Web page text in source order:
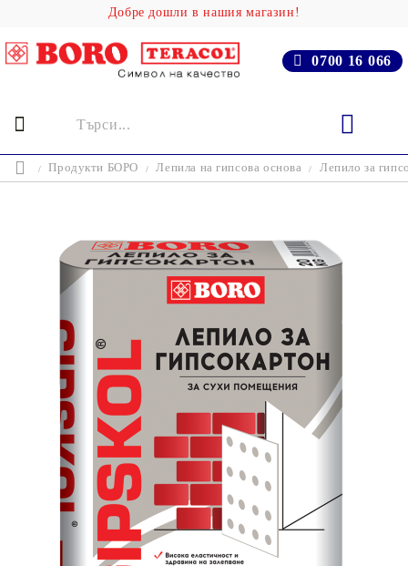
Добре дошли в нашия магазин!
0700 16 066
Продукти БОРО Лепила на гипсова основа Лепило за